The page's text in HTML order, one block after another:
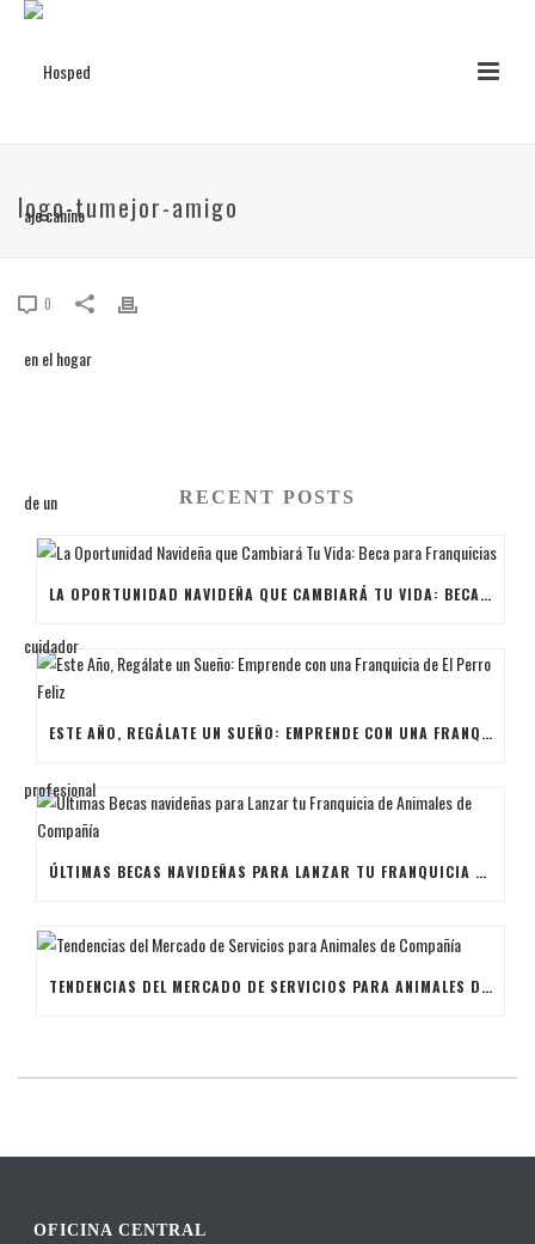
logo-tumejor-amigo
0
RECENT POSTS
LA OPORTUNIDAD NAVIDEÑA QUE CAMBIARÁ TU VIDA: BECA PARA FRANQUICIAS
ESTE AÑO, REGÁLATE UN SUEÑO: EMPRENDE CON UNA FRANQUICIA DE EL PERRO FELIZ
ÚLTIMAS BECAS NAVIDEÑAS PARA LANZAR TU FRANQUICIA DE ANIMALES DE COMPAÑÍA
TENDENCIAS DEL MERCADO DE SERVICIOS PARA ANIMALES DE COMPAÑÍA
OFICINA CENTRAL